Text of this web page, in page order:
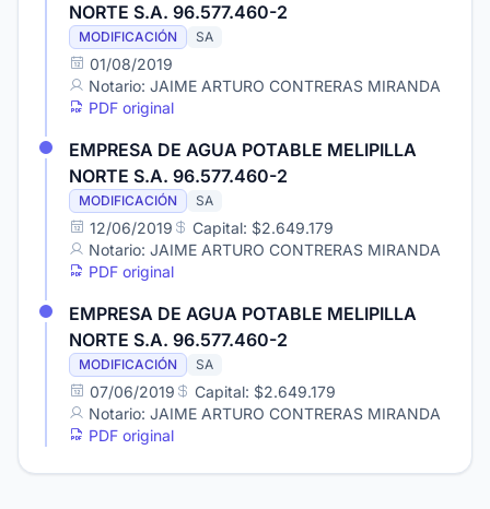
NORTE S.A. 96.577.460-2
MODIFICACIÓN SA
01/08/2019
Notario: JAIME ARTURO CONTRERAS MIRANDA
PDF original
EMPRESA DE AGUA POTABLE MELIPILLA
NORTE S.A. 96.577.460-2
MODIFICACIÓN SA
12/06/2019
Capital: $2.649.179
Notario: JAIME ARTURO CONTRERAS MIRANDA
PDF original
EMPRESA DE AGUA POTABLE MELIPILLA
NORTE S.A. 96.577.460-2
MODIFICACIÓN SA
07/06/2019
Capital: $2.649.179
Notario: JAIME ARTURO CONTRERAS MIRANDA
PDF original